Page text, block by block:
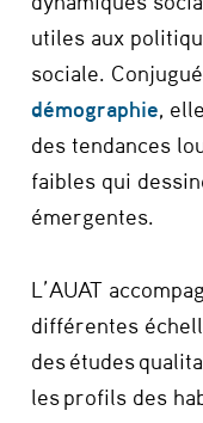
utiles aux
sociale.
démographie,
des tendances
faibles qui
émergentes.
L’AUAT
différentes
des études
les profils des